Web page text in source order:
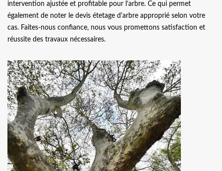
intervention ajustée et profitable pour l’arbre. Ce qui permet
également de noter le devis étetage d'arbre approprié selon votre
cas. Faites-nous confiance, nous vous promettons satisfaction et
réussite des travaux nécessaires.